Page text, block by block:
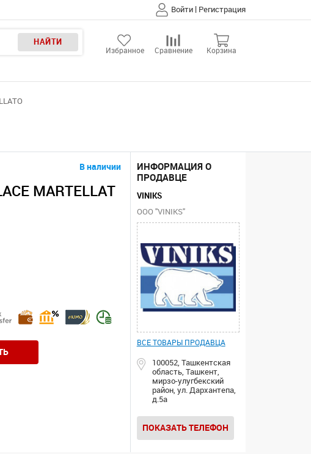
Войти | Регистрация
НАЙТИ
Избранное Сравнение Корзина
В наличии
MARTELLAT
ИНФОРМАЦИЯ О
ПРОДАВЦЕ
VINIKS
ООО "VINIKS"
ВСЕ ТОВАРЫ ПРОДАВЦА
100052, Ташкентская
область, Ташкент,
мирзо-улугбекский
район, ул. Дархантепа,
д.5а
ПОКАЗАТЬ ТЕЛЕФОН